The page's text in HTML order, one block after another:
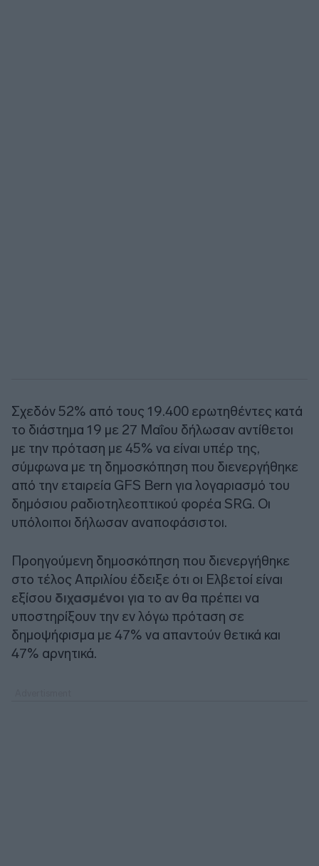
Σχεδόν 52% από τους 19.400 ερωτηθέντες κατά
το διάστημα 19 με 27 Μαΐου δήλωσαν αντίθετοι
με την πρόταση με 45% να είναι υπέρ της,
σύμφωνα με τη δημοσκόπηση που διενεργήθηκε
από την εταιρεία GFS Bern για λογαριασμό του
δημόσιου ραδιοτηλεοπτικού φορέα SRG. Οι
υπόλοιποι δήλωσαν αναποφάσιστοι.
Προηγούμενη δημοσκόπηση που διενεργήθηκε
στο τέλος Απριλίου έδειξε ότι οι Ελβετοί είναι
εξίσου διχασμένοι για το αν θα πρέπει να
υποστηρίξουν την εν λόγω πρόταση σε
δημοψήφισμα με 47% να απαντούν θετικά και
47% αρνητικά.